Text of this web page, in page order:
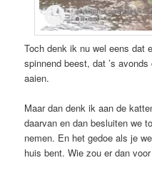
Toch denk ik nu wel eens dat
spinnend beest, dat ’s
aaien.
Maar dan denk ik aan de
daarvan en dan besluiten we
nemen. En het gedoe als je
huis bent. Wie zou er dan